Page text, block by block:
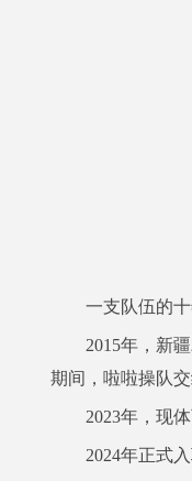
一支队伍的十
2015年，新
期间，啦啦操队
2023年，现
2024年正式